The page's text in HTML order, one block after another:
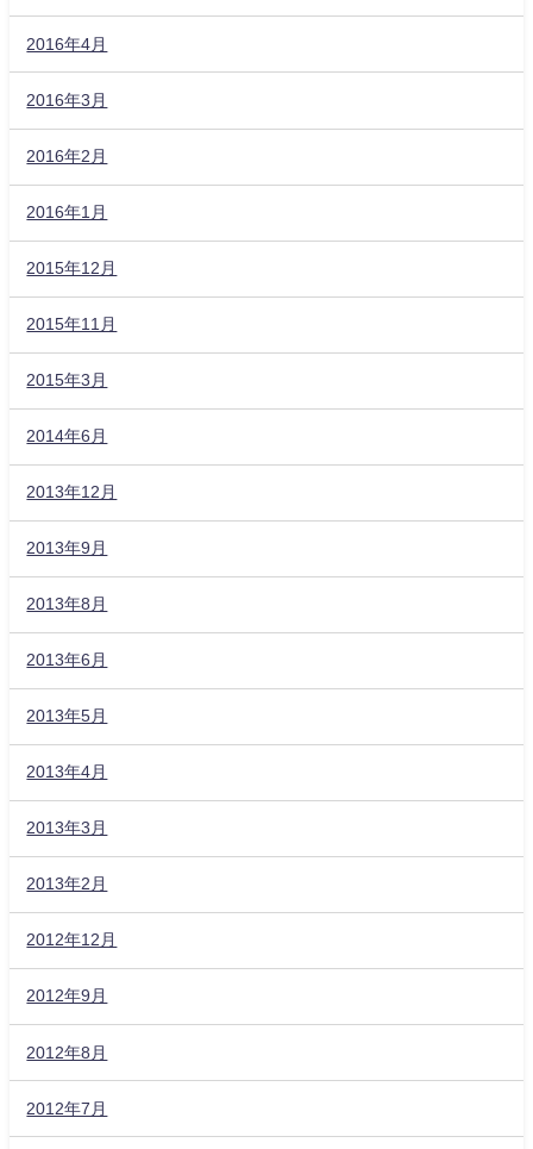
2016年4月
2016年3月
2016年2月
2016年1月
2015年12月
2015年11月
2015年3月
2014年6月
2013年12月
2013年9月
2013年8月
2013年6月
2013年5月
2013年4月
2013年3月
2013年2月
2012年12月
2012年9月
2012年8月
2012年7月